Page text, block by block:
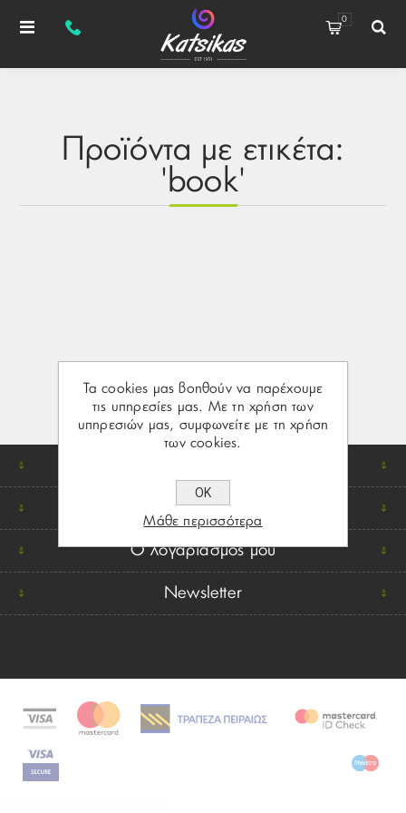
0
Προϊόντα με ετικέτα:
'book'
Πληροφορίες
Ο λογαριασμός μου
Newsletter
Τα cookies μας βοηθούν να παρέχουμε
τις υπηρεσίες μας. Με τη χρήση των
υπηρεσιών μας, συμφωνείτε με τη χρήση
των cookies.
ΟΚ
Μάθε περισσότερα